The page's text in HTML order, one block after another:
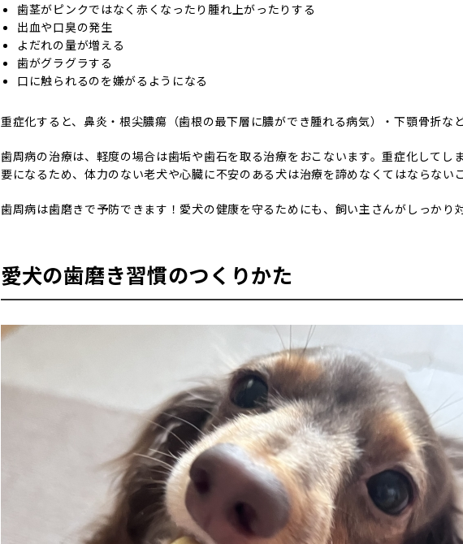
歯茎がピンクではなく赤くなったり腫れ上がったりする
出血や口臭の発生
よだれの量が増える
歯がグラグラする
口に触られるのを嫌がるようになる
重症化すると、鼻炎・根尖膿瘍（歯根の最下層に膿ができ腫れる病気）・下顎骨折な
歯周病の治療は、軽度の場合は歯垢や歯石を取る治療をおこないます。重症化してし
要になるため、体力のない老犬や心臓に不安のある犬は治療を諦めなくてはならない
歯周病は歯磨きで予防できます！愛犬の健康を守るためにも、飼い主さんがしっかり
愛犬の歯磨き習慣のつくりかた